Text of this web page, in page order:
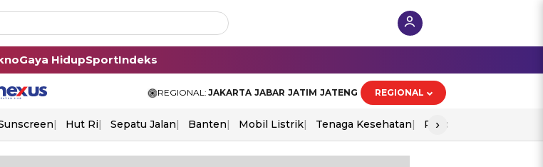
Gaya HidupSportIndeks
REGIONAL: JAKARTA JABAR JATIM JATENG REGIONAL
Hut Ri Sepatu Jalan Banten Mobil Listrik Tenaga Kesehatan Piala Aff 2026
›